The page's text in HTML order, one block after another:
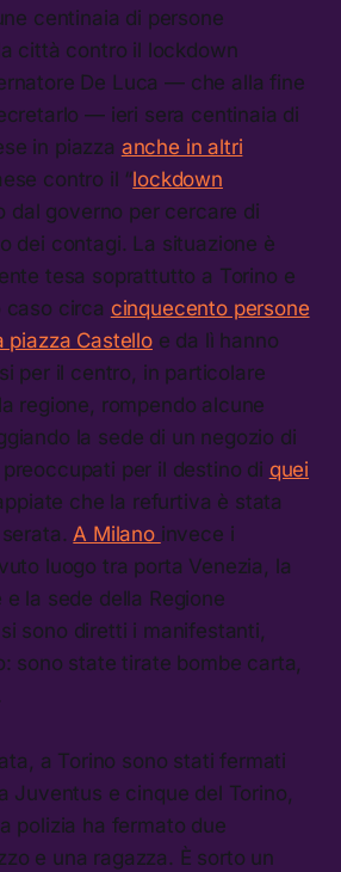
centinaia di persone
città contro il lockdown
De Luca — che alla fine
— ieri sera centinaia di
in piazza anche in altri
contro il “lockdown
dal governo per cercare di
dei contagi. La situazione è
tesa soprattutto a Torino e
caso circa cinquecento persone
piazza Castelloe da lì hanno
per il centro, in particolare
regione, rompendo alcune
la sede di un negozio di
per il destino di quei
che la refurtiva è stata
serata.A Milano invece i
luogo tra porta Venezia, la
la sede della Regione
sono diretti i manifestanti,
sono state tirate bombe carta,
a Torino sono stati fermati
Juventus e cinque del Torino,
polizia ha fermato due
e una ragazza. È sorto un